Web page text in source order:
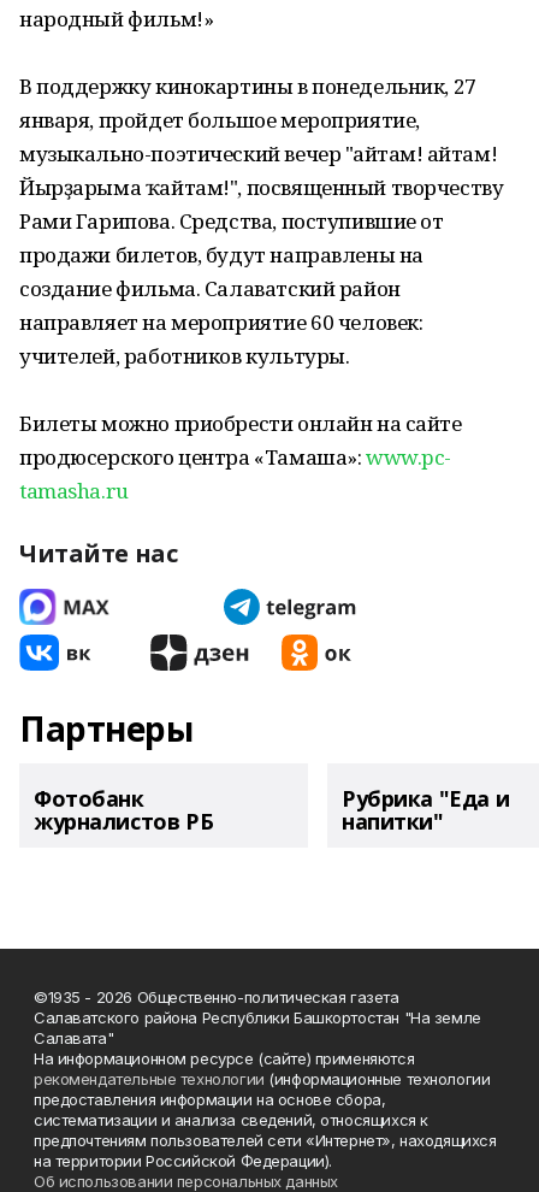
народный фильм!»
В поддержку кинокартины в понедельник, 27
января, пройдет большое мероприятие,
музыкально-поэтический вечер "Ҡайтам! Ҡайтам!
Йырҙарыма ҡайтам!", посвященный творчеству
Рами Гарипова. Средства, поступившие от
продажи билетов, будут направлены на
создание фильма. Салаватский район
направляет на мероприятие 60 человек:
учителей, работников культуры.
Билеты можно приобрести онлайн на сайте
продюсерского центра «Тамаша»:www.pc-
tamasha.ru
Читайте нас
Партнеры
Фотобанк
журналистов РБ
Рубрика "Еда и
напитки"
©1935 - 2026 Общественно-политическая газета
Салаватского района Республики Башкортостан "На земле
Салавата"
На информационном ресурсе (сайте) применяются
рекомендательные технологии (информационные технологии
предоставления информации на основе сбора,
систематизации и анализа сведений, относящихся к
предпочтениям пользователей сети «Интернет», находящихся
на территории Российской Федерации).
Об использовании персональных данных